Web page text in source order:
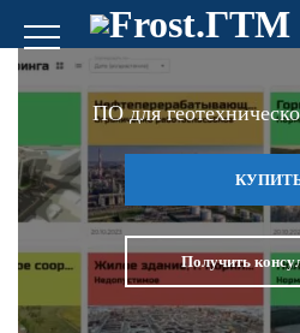
ПО для
Получить